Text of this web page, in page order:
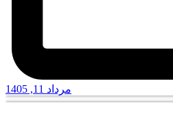
مرداد 11, 1405